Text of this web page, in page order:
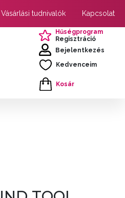
Vásárlási tudnivalók Kapcsolat
Hűségprogram
Regisztráció
Bejelentkezés
Kedvenceim
Kosár